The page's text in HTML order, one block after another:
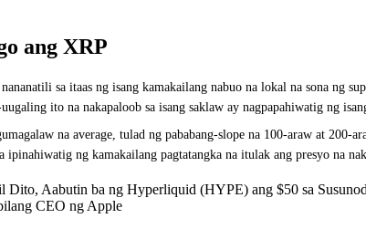
ang XRP
sa itaas ng isang kamakailang nabuo na lokal na sona ng
ito na nakapaloob sa isang saklaw ay nagpapahiwatig ng
na average, tulad ng pababang-slope na 100-araw at
ng kamakailang pagtatangka na itulak ang presyo na
Aabutin ba ng Hyperliquid (HYPE) ang $50 sa
CEO ng Apple